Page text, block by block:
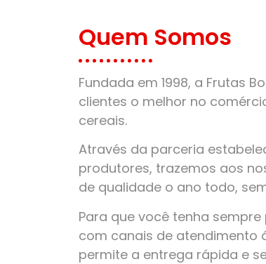
Quem Somos
Fundada em 1998, a Frutas
clientes o melhor no
cereais.
Através da parceria
produtores, trazemos aos
de qualidade o ano todo,
Para que você tenha
com canais de atendimento
permite a entrega rápida e